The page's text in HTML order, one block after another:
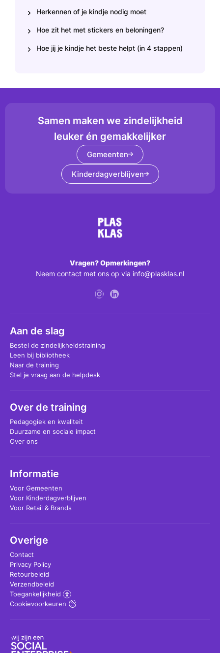
Herkennen of je kindje nodig moet
Hoe zit het met stickers en beloningen?
Hoe jij je kindje het beste helpt (in 4 stappen)
Samen maken we zindelijkheid
leuker én gemakkelijker
Gemeenten
Kinderdagverblijven
Vragen? Opmerkingen?
Neem contact met ons op via info@plasklas.nl
Aan de slag
Bestel de zindelijkheidstraining
Leen bij bibliotheek
Naar de training
Stel je vraag aan de helpdesk
Over de training
Pedagogiek en kwaliteit
Duurzame en sociale impact
Over ons
Informatie
Voor Gemeenten
Voor Kinderdagverblijven
Voor Retail & Brands
Overige
Contact
Privacy Policy
Retourbeleid
Verzendbeleid
Toegankelijkheid
Cookievoorkeuren